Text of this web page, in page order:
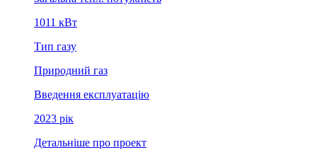
1011 кВт
Тип газу
Природний газ
Введення експлуатацію
2023 рiк
Детальніше про проект